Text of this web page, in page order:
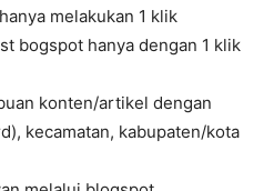
melakukan 1 klik
bogspot hanya dengan 1 klik
konten/artikel dengan
kecamatan, kabupaten/kota